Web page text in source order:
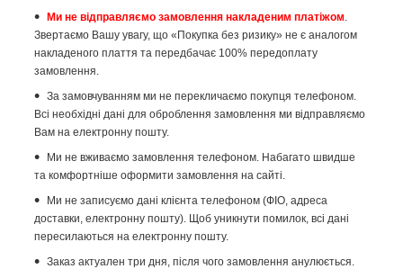
Ми не відправляємо замовлення накладеним платіжом
Звертаємо Вашу увагу, що «Покупка без ризику» не є аналогом
накладеного плаття та передбачає 100% передоплату
замовлення.
За замовчуванням ми не перекличаємо покупця телефоном.
Всі необхідні дані для оброблення замовлення ми відправляємо
Вам на електронну пошту.
Ми не вживаємо замовлення телефоном. Набагато швидше
та комфортніше оформити замовлення на сайті.
Ми не записуємо дані клієнта телефоном (ФІО, адреса
доставки, електронну пошту). Щоб уникнути помилок, всі дані
пересилаються на електронну пошту.
Заказ актуален три дня, після чого замовлення анулюється.